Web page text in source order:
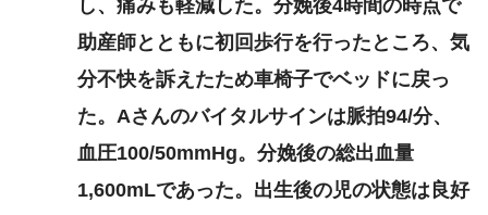
し、痛みも軽減した。分娩後4時間の時点で
助産師とともに初回歩行を行ったところ、気
分不快を訴えたため車椅子でベッドに戻っ
た。Aさんのバイタルサインは脈拍94/分、
血圧100/50mmHg。分娩後の総出血量
1,600mLであった。出生後の児の状態は良好